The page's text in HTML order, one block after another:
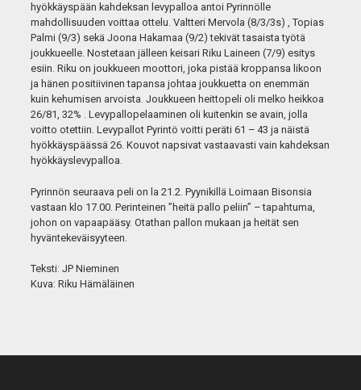
hyökkäyspään kahdeksan levypalloa antoi Pyrinnölle
mahdollisuuden voittaa ottelu. Valtteri Mervola (8/3/3s) , Topias
Palmi (9/3) sekä Joona Hakamaa (9/2) tekivät tasaista työtä
joukkueelle. Nostetaan jälleen keisari Riku Laineen (7/9) esitys
esiin. Riku on joukkueen moottori, joka pistää kroppansa likoon
ja hänen positiivinen tapansa johtaa joukkuetta on enemmän
kuin kehumisen arvoista. Joukkueen heittopeli oli melko heikkoa
26/81, 32% . Levypallopelaaminen oli kuitenkin se avain, jolla
voitto otettiin. Levypallot Pyrintö voitti peräti 61 – 43 ja näistä
hyökkäyspäässä 26. Kouvot napsivat vastaavasti vain kahdeksan
hyökkäyslevypalloa.
Pyrinnön seuraava peli on la 21.2. Pyynikillä Loimaan Bisonsia
vastaan klo 17.00. Perinteinen ”heitä pallo peliin” – tapahtuma,
johon on vapaapääsy. Otathan pallon mukaan ja heität sen
hyväntekeväisyyteen.
Teksti: JP Nieminen
Kuva: Riku Hämäläinen